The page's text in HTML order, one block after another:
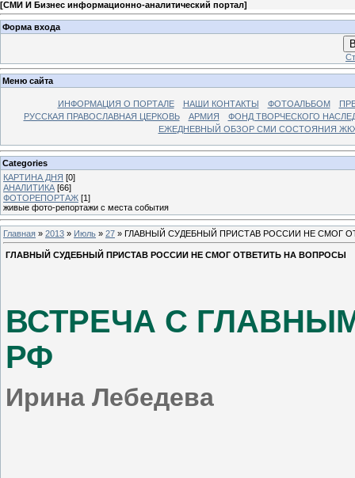
[СМИ И Бизнес информационно-аналитический портал]
Форма входа
Меню сайта
ИНФОРМАЦИЯ О ПОРТАЛЕ НАШИ КОНТАКТЫ ФОТОАЛЬБОМ
РУССКАЯ ПРАВОСЛАВНАЯ ЦЕРКОВЬ
АРМИЯ
ФОНД ТВОРЧЕСКОГО
ЕЖЕДНЕВНЫЙ ОБЗОР СМИ СОСТОЯНИЯ
Categories
КАРТИНА ДНЯ [0]
АНАЛИТИКА [66]
ФОТОРЕПОРТАЖ [1]
живые фото-репортажи с места события
Главная » 2013 » Июль » 27 » ГЛАВНЫЙ СУДЕБНЫЙ ПРИСТАВ РОССИИ НЕ СМОГ
ГЛАВНЫЙ СУДЕБНЫЙ ПРИСТАВ РОССИИ НЕ СМОГ ОТВЕТИТЬ НА ВОПРОСЫ
ВСТРЕЧА С
РФ
Ирина Лебедева